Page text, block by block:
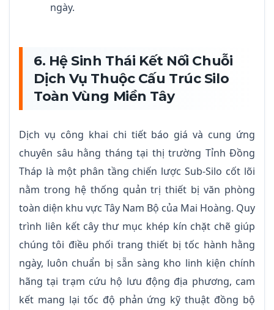
ngày.
6. Hệ Sinh Thái Kết Nối Chuỗi
Dịch Vụ Thuộc Cấu Trúc Silo
Toàn Vùng Miền Tây
Dịch vụ công khai chi tiết báo giá và cung ứng
chuyên sâu hằng tháng tại thị trường Tỉnh Đồng
Tháp là một phân tầng chiến lược Sub-Silo cốt lõi
nằm trong hệ thống quản trị thiết bị văn phòng
toàn diện khu vực Tây Nam Bộ của Mai Hoàng. Quy
trình liên kết cây thư mục khép kín chặt chẽ giúp
chúng tôi điều phối trang thiết bị tốc hành hằng
ngày, luôn chuẩn bị sẵn sàng kho linh kiện chính
hãng tại trạm cứu hộ lưu động địa phương, cam
kết mang lại tốc độ phản ứng kỹ thuật đồng bộ